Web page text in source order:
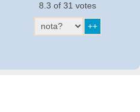
8.3 of 31 votes